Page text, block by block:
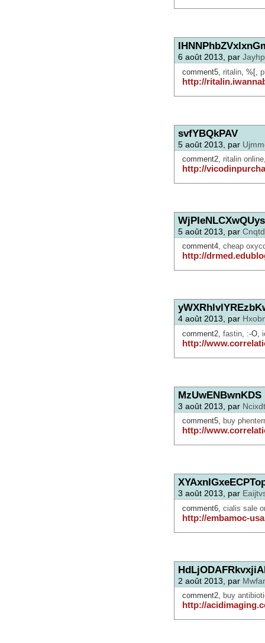
6 août 2013, par
comment5, ritalin, %[,
http://
svfYBQkPAV
5 août 2013, par
comment2, ritalin online
http://
5 août 2013, par
comment4, cheap
http://
4 août 2013, par
comment2, fastin, :-O,
http://
MzUwENBwnKDS
3 août 2013, par
comment5, buy
http://
3 août 2013, par
comment6, cialis sale
http://embamoc-
2 août 2013, par
comment2, buy
http://